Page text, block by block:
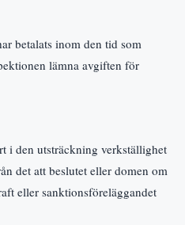
betalats inom den tid som
lämna avgiften för
i den utsträckning verkställighet
det att beslutet eller domen om
eller sanktionsföreläggandet